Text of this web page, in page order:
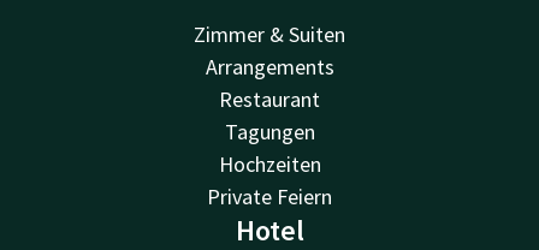
Zimmer & Suiten
Arrangements
Restaurant
Tagungen
Hochzeiten
Private Feiern
Hotel